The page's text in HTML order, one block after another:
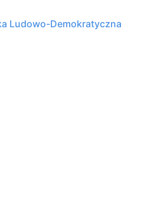
Ludowo-Demokratyczna